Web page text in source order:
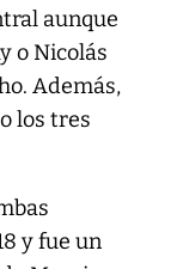
aunque
o Nicolás
Además,
los tres
y fue un